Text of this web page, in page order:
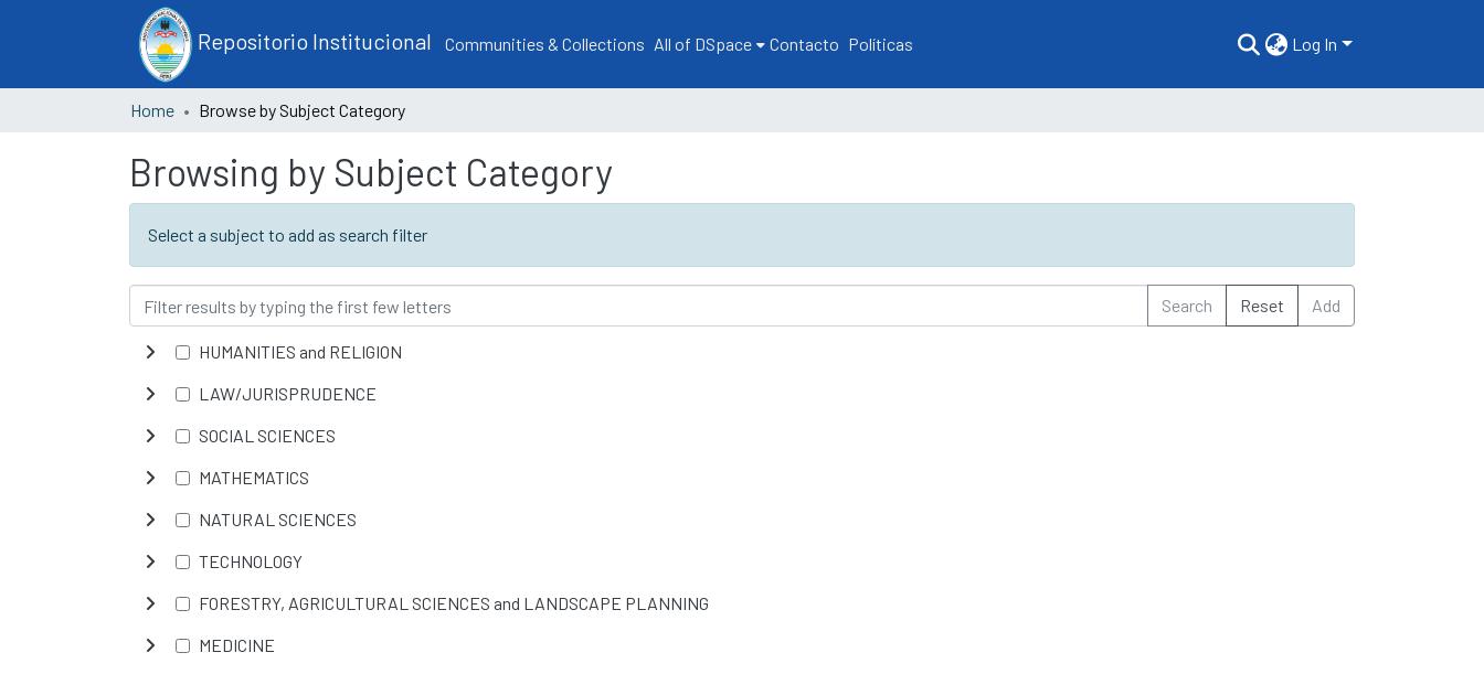
Repositorio Institucional Communities & Collections All of DSpace Contacto Políticas Log In
Home Browse by Subject Category
Browsing by Subject Category
Select a subject to add as search filter
Search Reset Add
HUMANITIES and RELIGION
LAW/JURISPRUDENCE
SOCIAL SCIENCES
MATHEMATICS
NATURAL SCIENCES
TECHNOLOGY
FORESTRY, AGRICULTURAL SCIENCES and LANDSCAPE PLANNING
MEDICINE